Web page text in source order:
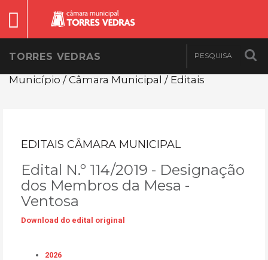
TORRES VEDRAS
Município / Câmara Municipal / Editais
EDITAIS CÂMARA MUNICIPAL
Edital N.º 114/2019 - Designação
dos Membros da Mesa -
Ventosa
Download do edital original
2026